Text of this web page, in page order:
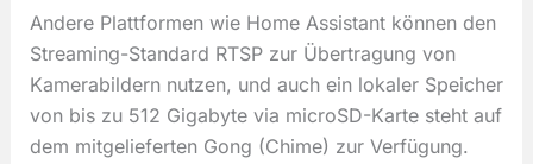
Andere Plattformen wie Home Assistant können den
Streaming-Standard RTSP zur Übertragung von
Kamerabildern nutzen, und auch ein lokaler Speicher
von bis zu 512 Gigabyte via microSD-Karte steht auf
dem mitgelieferten Gong (Chime) zur Verfügung.